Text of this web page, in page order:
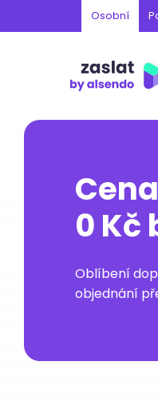
Osobní
0 Kč
Oblíbení
objednání